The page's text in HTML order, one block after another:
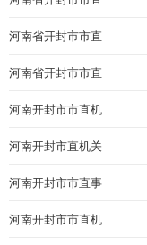
机关
河南省​开封市市直
机关
河南省开封市市直
机关
河南开封市市直机
关
河南开封市直机关
河南开封市市直事
业单位
河南开封市市直机